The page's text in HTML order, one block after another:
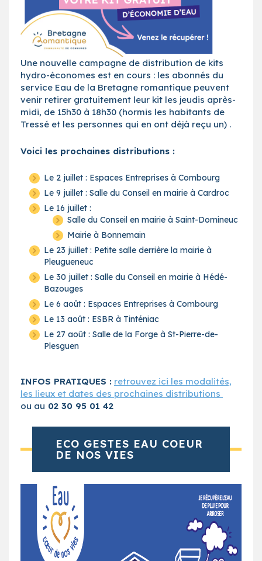
Une nouvelle campagne de distribution de kits
hydro-économes est en cours : les abonnés du
service Eau de la Bretagne romantique peuvent
venir retirer gratuitement leur kit les jeudis après-
midi, de 15h30 à 18h30 (hormis les habitants de
Tressé et les personnes qui en ont déjà reçu un) .
Voici les prochaines distributions :
Le 2 juillet : Espaces Entreprises à Combourg
Le 9 juillet : Salle du Conseil en mairie à Cardroc
Le 16 juillet :
Salle du Conseil en mairie à Saint-Domineuc
Mairie à Bonnemain
Le 23 juillet : Petite salle derrière la mairie à
Pleugueneuc
Le 30 juillet : Salle du Conseil en mairie à Hédé-
Bazouges
Le 6 août : Espaces Entreprises à Combourg
Le 13 août : ESBR à Tinténiac
Le 27 août : Salle de la Forge à St-Pierre-de-
Plesguen
INFOS PRATIQUES : retrouvez ici les modalités,
les lieux et dates des prochaines distributions
ou au 02 30 95 01 42
ECO GESTES EAU COEUR
DE NOS VIES